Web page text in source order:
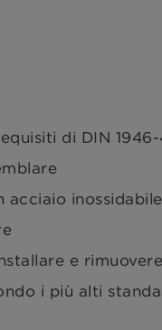
di DIN
acciaio
e
i più alti